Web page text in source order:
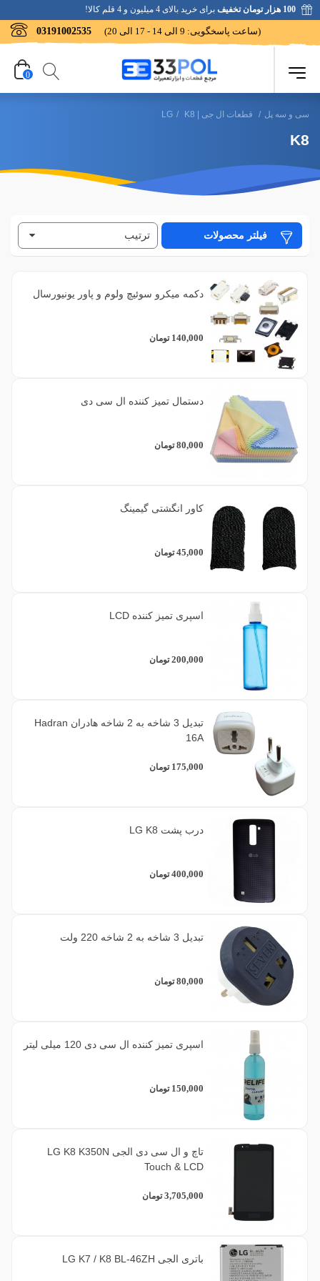
100 هزار تومان تخفیف برای خرید بالای 4 میلیون و 4 قلم کالا!
03191002535 (ساعت پاسخگویی: 9 الی 14 - 17 الی 20)
0
سی و سه پل / قطعات ال جی | LG / K8
K8
فیلتر محصولات ترتیب
دکمه میکرو سوئیچ ولوم و پاور یونیورسال
140,000 تومان
دستمال تمیز کننده ال سی دی
80,000 تومان
کاور انگشتی گیمینگ
45,000 تومان
اسپری تمیز کننده LCD
200,000 تومان
تبدیل 3 شاخه به 2 شاخه هادران Hadran
16A
175,000 تومان
درب پشت LG K8
400,000 تومان
تبدیل 3 شاخه به 2 شاخه 220 ولت
80,000 تومان
اسپری تمیز کننده ال سی دی 120 میلی لیتر
150,000 تومان
تاچ و ال سی دی الجی LG K8 K350N
Touch & LCD
3,705,000 تومان
باتری الجی LG K7 / K8 BL-46ZH